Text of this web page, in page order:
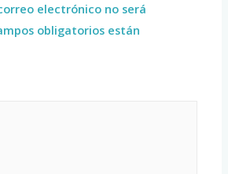
electrónico no será
obligatorios están